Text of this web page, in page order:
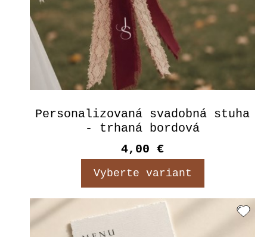
Personalizovaná svadobná stuha
- trhaná bordová
4,00 €
Vyberte variant